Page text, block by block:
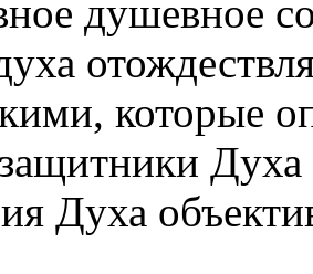
душевное
которые
Духа
Духа